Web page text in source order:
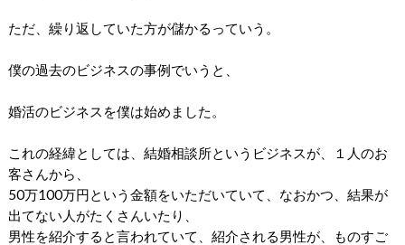
ただ、繰り返していた方が儲かるっていう。
僕の過去のビジネスの事例でいうと、
婚活のビジネスを僕は始めました。
これの経緯としては、結婚相談所というビジネスが、１人のお
客さんから、
50万100万円という金額をいただいていて、なおかつ、結果が
出てない人がたくさんいたり、
男性を紹介すると言われていて、紹介される男性が、ものすご